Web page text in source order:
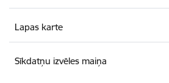
Lapas karte
Sīkdatņu izvēles maiņa